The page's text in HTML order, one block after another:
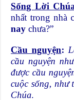
Sống Lời
nhất trong nhà
naychưa?”
Cầu nguyện:
cầu nguyện
được cầu
cuộc sống, như
Chúa.